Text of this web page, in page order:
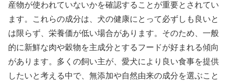
産物が使われていないかを確認することが重要とされてい
ます。これらの成分は、犬の健康にとって必ずしも良いと
は限らず、栄養価が低い場合があります。そのため、一般
的に新鮮な肉や穀物を主成分とするフードが好まれる傾向
があります。多くの飼い主が、愛犬により良い食事を提供
したいと考える中で、無添加や自然由来の成分を選ぶこと